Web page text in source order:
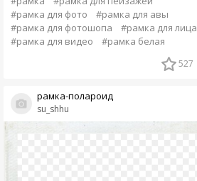
#рамка для фото
#рамка для авы
#рамка для фотошопа
#рамка для лица
#рамка для видео
#рамка белая
527
su_shhu
рамка-полароид